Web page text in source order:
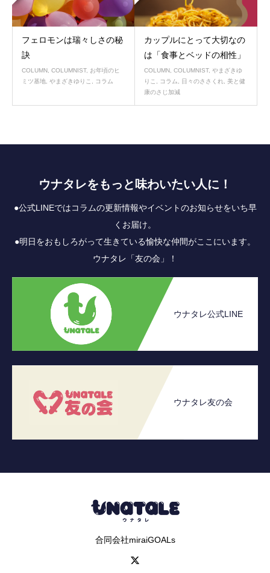
フェロモンは瑞々しさの秘
訣
COLUMN COLUMNIST, お年頃のヒ
ミツ基地 やまざきゆりこ コラム
カップルにとって大切なの
は「食事とベッドの相性」
COLUMN COLUMNIST, やまざきゆ
りこ
コラム 日々のささくれ
美と健
康のさじ加減
ウナタレをもっと味わいたい人に！
●公式LINEではコラムの更新情報やイベントのお知らせをいち早
くお届け。
●明日をおもしろがって生きている愉快な仲間がここにいます。
ウナタレ「友の会」！
ウナタレ公式LINE
ウナタレ友の会
合同会社miraiGOALs